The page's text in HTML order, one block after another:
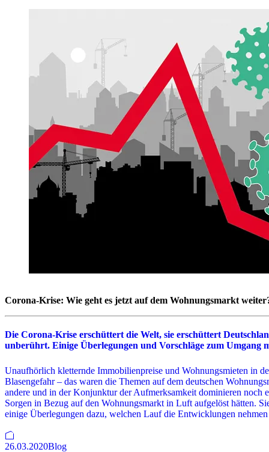
Corona-Krise: Wie geht es jetzt auf dem Wohnungsmarkt
Die Corona-Krise erschüttert die Welt, sie erschüttert
unberührt. Einige Überlegungen und Vorschläge zum Umgang
Unaufhörlich kletternde Immobilienpreise und Wohnungsmieten in
Blasengefahr – das waren die Themen auf dem deutschen
andere und in der Konjunktur der Aufmerksamkeit dominieren noch
Sorgen in Bezug auf den Wohnungsmarkt in Luft aufgelöst hätten.
einige Überlegungen dazu, welchen Lauf die Entwicklungen
26.03.2020Blog